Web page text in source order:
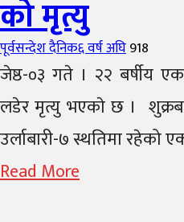
को मृत्यु
Author
पूर्वसन्देश दैनिकPosted
on
६ वर्ष अघि918
जेष्ठ-०३ गते । २२ बर्षीय
लडेर मृत्यु भएकाे छ ।
उर्लाबारी-७ स्थतिमा रहेको
Read More